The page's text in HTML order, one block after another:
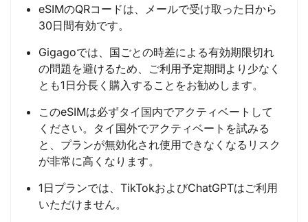
eSIMのQRコードは、メールで受け取った日から
30日間有効です。
Gigagoでは、国ごとの時差による有効期限切れ
の問題を避けるため、ご利用予定期間より少なく
とも1日分長く購入することをお勧めします。
このeSIMは必ずタイ国内でアクティベートして
ください。タイ国外でアクティベートを試みる
と、プランが無効化され使用できなくなるリスク
が非常に高くなります。
1日プランでは、TikTokおよびChatGPTはご利用
いただけません。